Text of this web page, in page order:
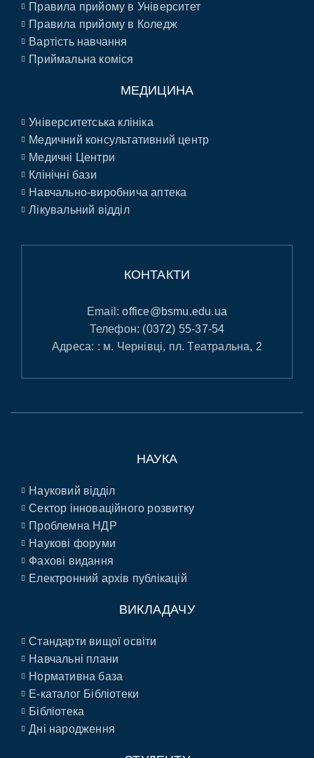
Правила прийому в Університет
Правила прийому в Коледж
Вартість навчання
Приймальна коміся
МЕДИЦИНА
Університетська клініка
Медичний консультативний центр
Медичні Центри
Клінічні бази
Навчально-виробнича аптека
Лікувальний відділ
КОНТАКТИ
Email:office@bsmu.edu.ua
Телефон: (0372) 55-37-54
Адреса: : м. Чернівці, пл. Театральна, 2
НАУКА
Науковий відділ
Сектор інноваційного розвитку
Проблемна НДР
Наукові форуми
Фахові видання
Електронний архів публікацій
ВИКЛАДАЧУ
Стандарти вищої освіти
Навчальні плани
Нормативна база
E-каталог Бібліотеки
Бібліотека
Дні народження